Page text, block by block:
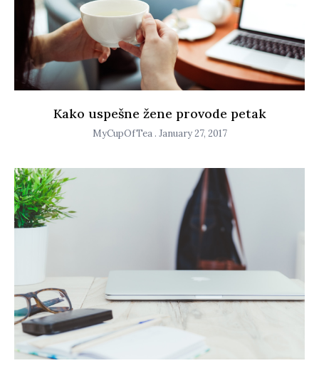
Kako uspešne žene provode petak
MyCupOfTea January 27, 2017